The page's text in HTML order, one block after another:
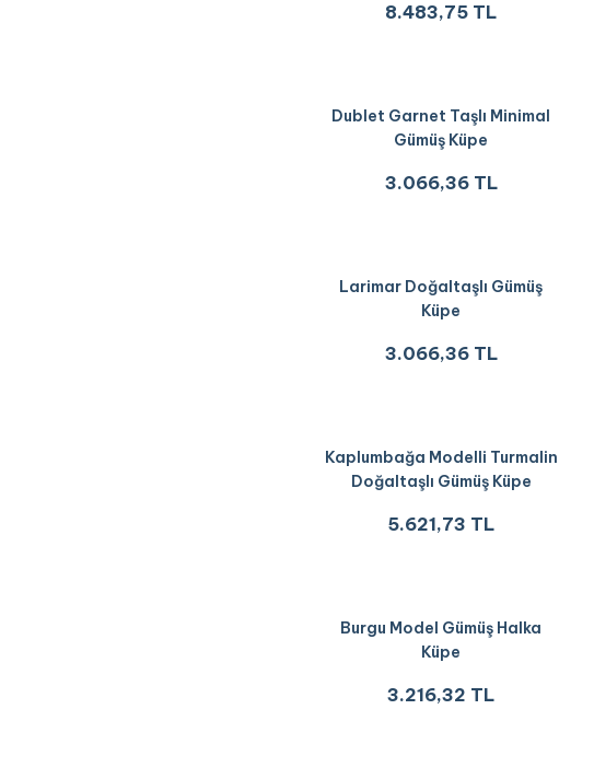
8.483,75 TL
Dublet Garnet Taşlı Minimal
Gümüş Küpe
3.066,36 TL
Larimar Doğaltaşlı Gümüş
Küpe
3.066,36 TL
Kaplumbağa Modelli Turmalin
Doğaltaşlı Gümüş Küpe
5.621,73 TL
Burgu Model Gümüş Halka
Küpe
3.216,32 TL